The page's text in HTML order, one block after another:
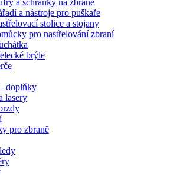
a nástroje pro puškaře
stolice a stojany
pro nastřelování zbraní
brýle
doplňky
lasery
pro zbraně